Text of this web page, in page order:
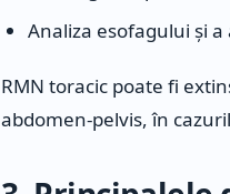
Analiza esofagului și
RMN toracic poate fi
abdomen-pelvis, în